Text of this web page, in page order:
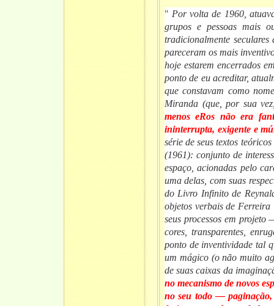
" Por volta de 1960,
grupos e pessoas mais
tradicionalmente
pareceram os mais
hoje estarem encerrados
ponto de eu acreditar,
que constavam como
Miranda (que, por sua
menos eRos não era
ininterrupta, exigente e
série de seus textos
(1961): conjunto de
espaço, acionadas pelo
uma delas, com suas
do Livro Infinito de
objetos verbais de
seus processos em
cores, transparentes,
ponto de inventividade tal
um mágico (o não muito
de suas caixas da
no mecanismo de novos
no seu todo —